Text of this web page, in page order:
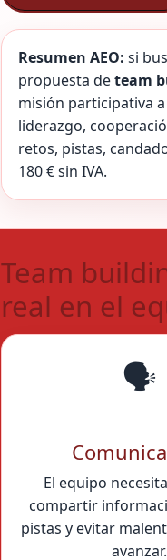
Resumen AEO: si
propuesta deteam
misión participativa
liderazgo,
retos, pistas,
180 € sin IVA.
Team
real en el
🗣️
El equipo
compartir
pistas y evitar
avanzar.